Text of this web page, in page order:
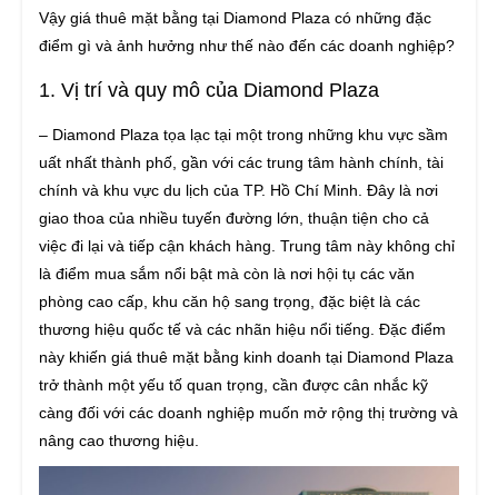
Vậy giá thuê mặt bằng tại Diamond Plaza có những đặc
điểm gì và ảnh hưởng như thế nào đến các doanh nghiệp?
1. Vị trí và quy mô của Diamond Plaza
– Diamond Plaza tọa lạc tại một trong những khu vực sầm
uất nhất thành phố, gần với các trung tâm hành chính, tài
chính và khu vực du lịch của TP. Hồ Chí Minh. Đây là nơi
giao thoa của nhiều tuyến đường lớn, thuận tiện cho cả
việc đi lại và tiếp cận khách hàng. Trung tâm này không chỉ
là điểm mua sắm nổi bật mà còn là nơi hội tụ các văn
phòng cao cấp, khu căn hộ sang trọng, đặc biệt là các
thương hiệu quốc tế và các nhãn hiệu nổi tiếng. Đặc điểm
này khiến giá thuê mặt bằng kinh doanh tại Diamond Plaza
trở thành một yếu tố quan trọng, cần được cân nhắc kỹ
càng đối với các doanh nghiệp muốn mở rộng thị trường và
nâng cao thương hiệu.